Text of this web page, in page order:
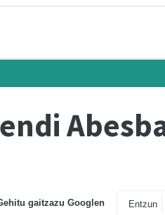
gaitzazu Googlen Entzun